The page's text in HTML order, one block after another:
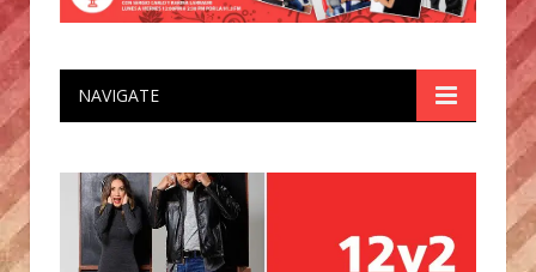
NAVIGATE